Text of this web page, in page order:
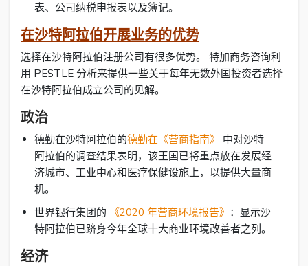
表、公司纳税申报表以及簿记。
在沙特阿拉伯开展业务的优势
选择在沙特阿拉伯注册公司有很多优势。 特加商务咨询利
用 PESTLE 分析来提供一些关于每年无数外国投资者选择
在沙特阿拉伯成立公司的见解。
政治
德勤在沙特阿拉伯的德勤在《营商指南》
中对沙特
阿拉伯的调查结果表明，该王国已将重点放在发展经
济城市、工业中心和医疗保健设施上，以提供大量商
机。
世界银行集团的
《2020 年营商环境报告》 ：显示沙
特阿拉伯已跻身今年全球十大商业环境改善者之列。
经济